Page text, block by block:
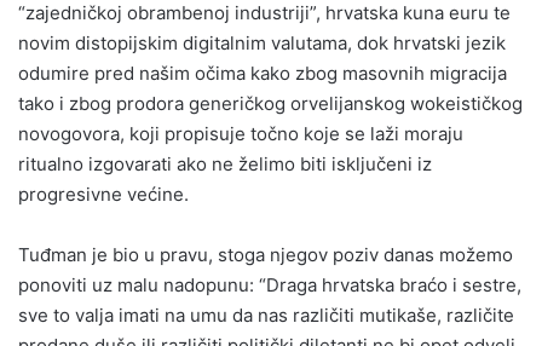
“zajedničkoj obrambenoj industriji”, hrvatska kuna euru te
novim distopijskim digitalnim valutama, dok hrvatski jezik
odumire pred našim očima kako zbog masovnih migracija
tako i zbog prodora generičkog orvelijanskog wokeističkog
novogovora, koji propisuje točno koje se laži moraju
ritualno izgovarati ako ne želimo biti isključeni iz
progresivne većine.
Tuđman je bio u pravu, stoga njegov poziv danas možemo
ponoviti uz malu nadopunu: “Draga hrvatska braćo i sestre,
sve to valja imati na umu da nas različiti mutikaše, različite